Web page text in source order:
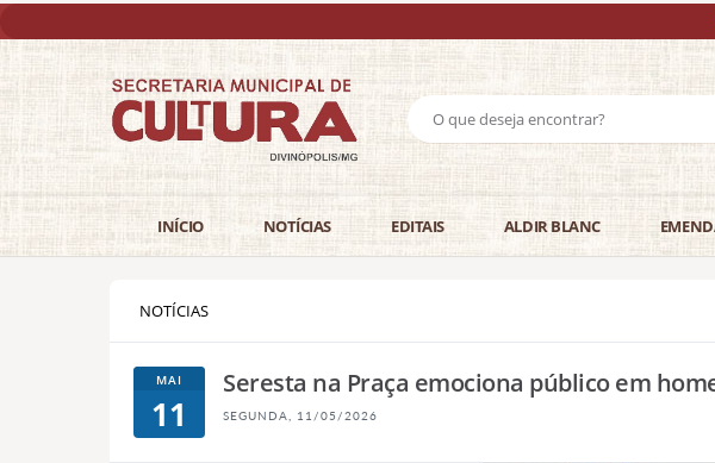
INÍCIO NOTÍCIAS EDITAIS ALDIR BLANC
NOTÍCIAS
MAI
11
Seresta na Praça emociona público em
SEGUNDA, 11/05/2026